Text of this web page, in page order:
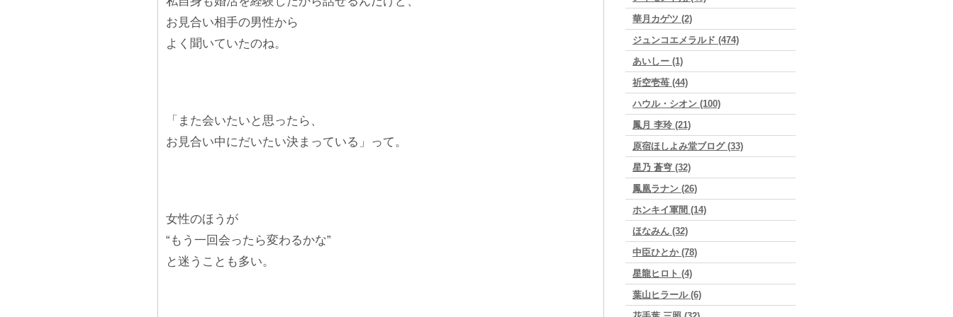
お見合い相手の男性から
よく聞いていたのね。
「また会いたいと思ったら、
お見合い中にだいたい決まっている」って。
女性のほうが
“もう一回会ったら変わるかな”
と迷うことも多い。
華月カゲツ (2)
ジュンコエメラルド (474)
あいしー (1)
祈空壱苺 (44)
ハウル・シオン (100)
鳳月 李玲 (21)
原宿ほしよみ堂ブログ (33)
星乃 蒼穹 (32)
鳳凰ラナン (26)
ホンキイ軍間 (14)
ほなみん (32)
中臣ひとか (78)
星龍ヒロト (4)
葉山ヒラール (6)